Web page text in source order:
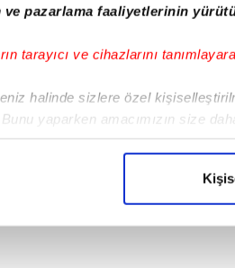
pazarlama faaliyetlerinin
tarayıcı ve cihazlarını
halinde sizlere özel
yaparken amacımızın size
elimizden gelen çabayı
bu çerezlere izin vermedikleri